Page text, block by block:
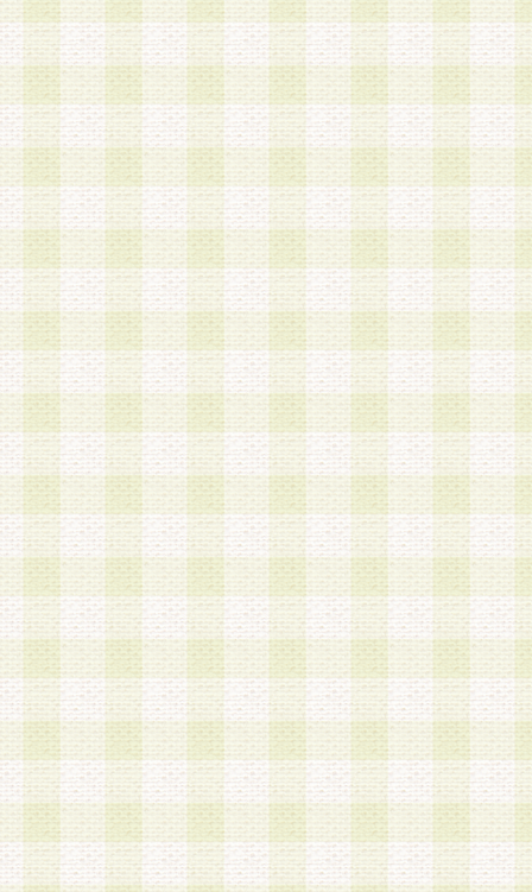
a.既に登録されている会員と同一のメールアドレ
録する場合
b.本サービスと同様のサービスを提供している企
業に従事していると思われる本人またはその家族
場合
c.その他当社が不適切と判断する場合
2.当社は、会員登録希望者を会員として承認する
した 場合、会員登録希望者による会員登録手続
による承認後の場合であっても、会員登録の取り
の抹消を、当社が適切と判 断する方法・手段に
とができるものとします。
3.会員登録希望者が18歳未満、成年被後見人、被
人 である場合は、親権者などの法定代理人の同
録を行うものとします。なお、義務教育学齢に該
者については、登録時に 当社が別途定める方法
権者による承認手続きを行うものとします。
第3条 会員の登録方法
1.会員登録手続きは、会員登録希望者本人が行う
る登録は一切認められないものとします。
2.会員登録希望者は、本規約に同意の後、当社指
画 面」において、当社が指定する必要事項を入
を行うものとします。当社は、会員登録を承認し
会員として本サービスを 受けるためのログイン
を付与します。
3.会員は、会員登録の際に申告する登録情報の全
いかなる虚偽の申告をも行ってはならないものと